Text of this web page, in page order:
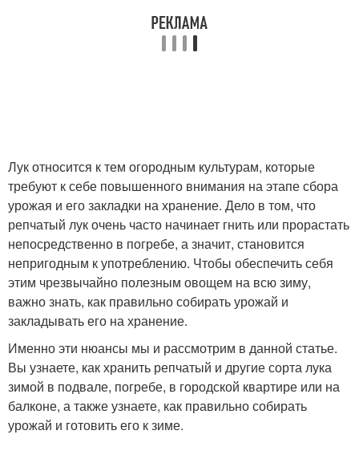
Лук относится к тем огородным культурам, которые
требуют к себе повышенного внимания на этапе сбора
урожая и его закладки на хранение. Дело в том, что
репчатый лук очень часто начинает гнить или прорастать
непосредственно в погребе, а значит, становится
непригодным к употреблению. Чтобы обеспечить себя
этим чрезвычайно полезным овощем на всю зиму,
важно знать, как правильно собирать урожай и
закладывать его на хранение.
Именно эти нюансы мы и рассмотрим в данной статье.
Вы узнаете, как хранить репчатый и другие сорта лука
зимой в подвале, погребе, в городской квартире или на
балконе, а также узнаете, как правильно собирать
урожай и готовить его к зиме.